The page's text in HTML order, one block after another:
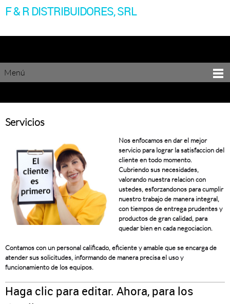
F & R DISTRIBUIDORES, SRL
Menú
Servicios
Nos enfocamos en dar el mejor
servicio para lograr la satisfaccion del
cliente en todo momento.
Cubriendo sus necesidades,
valorando nuestra relacion con
ustedes, esforzandonos para cumplir
nuestro trabajo de manera integral,
con tiempos de entrega prudentes y
productos de gran calidad, para
quedar bien en cada negociacion.
Contamos con un personal calificado, eficiente y amable que se encarga de
atender sus solicitudes, informando de manera precisa el uso y
funcionamiento de los equipos.
Haga clic para editar. Ahora, para los